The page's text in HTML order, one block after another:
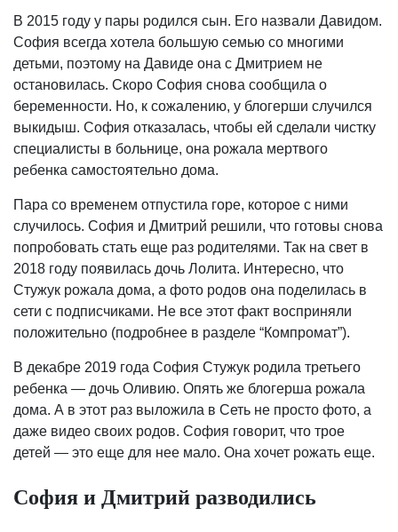
В 2015 году у пары родился сын. Его назвали Давидом.
София всегда хотела большую семью со многими
детьми, поэтому на Давиде она с Дмитрием не
остановилась. Скоро София снова сообщила о
беременности. Но, к сожалению, у блогерши случился
выкидыш. София отказалась, чтобы ей сделали чистку
специалисты в больнице, она рожала мертвого
ребенка самостоятельно дома.
Пара со временем отпустила горе, которое с ними
случилось. София и Дмитрий решили, что готовы снова
попробовать стать еще раз родителями. Так на свет в
2018 году появилась дочь Лолита. Интересно, что
Стужук рожала дома, а фото родов она поделилась в
сети с подписчиками. Не все этот факт восприняли
положительно (подробнее в разделе “Компромат”).
В декабре 2019 года София Стужук родила третьего
ребенка — дочь Оливию. Опять же блогерша рожала
дома. А в этот раз выложила в Сеть не просто фото, а
даже видео своих родов. София говорит, что трое
детей — это еще для нее мало. Она хочет рожать еще.
София и Дмитрий разводились